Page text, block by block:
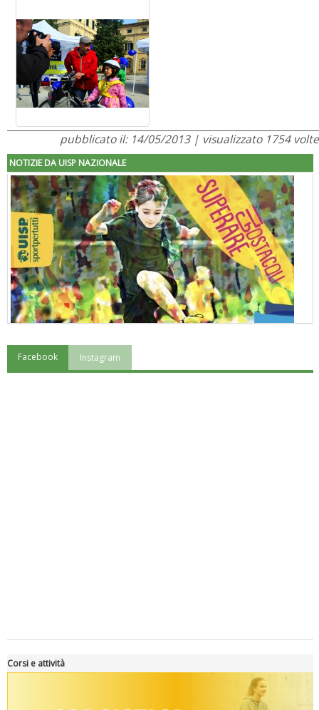
pubblicato il: 14/05/2013 | visualizzato 1754 volte
NOTIZIE DA UISP NAZIONALE
"Superare gli ostacoli": la relazione di Tiziano Pesce al CN Uisp
Facebook Instagram
Corsi e attività